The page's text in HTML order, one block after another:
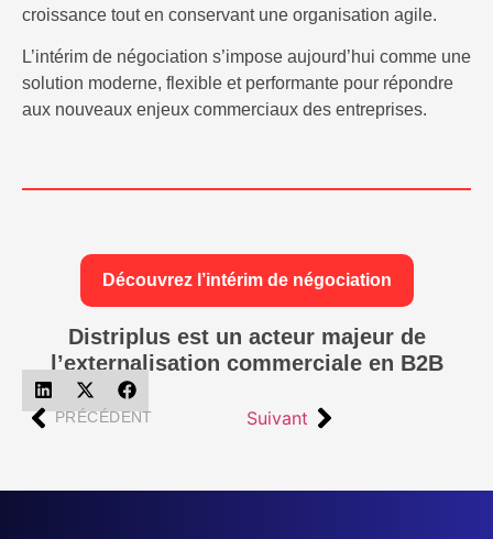
croissance tout en conservant une organisation agile.
L’intérim de négociation s’impose aujourd’hui comme une
solution moderne, flexible et performante pour répondre
aux nouveaux enjeux commerciaux des entreprises.
Découvrez l’intérim de négociation
Distriplus est un acteur majeur de
l’externalisation commerciale en B2B
PRÉCÉDENT Suivant